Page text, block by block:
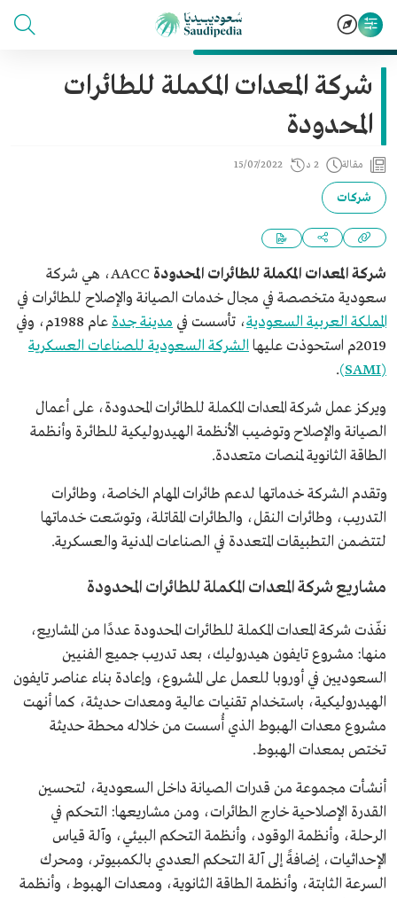
شركة المعدات المكملة للطائرات
المحدودة
مقالة 2 د 15/07/2022
شركات
شركة المعدات المكملة للطائرات المحدودة
AACC، هي شركة
سعودية متخصصة في مجال خدمات الصيانة والإصلاح للطائرات في
المملكة العربية السعودية، تأسست في مدينة جدة
عام 1988م، وفي
2019م استحوذت عليها
الشركة السعودية للصناعات العسكرية
(SAMI)
.
ويركز عمل شركة المعدات المكملة للطائرات المحدودة، على أعمال
الصيانة والإصلاح وتوضيب الأنظمة الهيدروليكية للطائرة وأنظمة
الطاقة الثانوية لمنصات متعددة.
وتقدم الشركة خدماتها لدعم طائرات المهام الخاصة، وطائرات
التدريب، وطائرات النقل، والطائرات المقاتلة، وتوسّعت خدماتها
لتتضمن التطبيقات المتعددة في الصناعات المدنية والعسكرية.
مشاريع شركة المعدات المكملة للطائرات المحدودة
نفّذت شركة المعدات المكملة للطائرات المحدودة عددًا من المشاريع،
منها: مشروع تايفون هيدروليك، بعد تدريب جميع الفنيين
السعوديين في أوروبا للعمل على المشروع، وإعادة بناء عناصر تايفون
الهيدروليكية، باستخدام تقنيات عالية ومعدات حديثة، كما أنهت
مشروع معدات الهبوط الذي أُسست من خلاله محطة حديثة
تختص بمعدات الهبوط.
أنشأت مجموعة من قدرات الصيانة داخل السعودية، لتحسين
القدرة الإصلاحية خارج الطائرات، ومن مشاريعها: التحكم في
الرحلة، وأنظمة الوقود، وأنظمة التحكم البيئي، وآلة قياس
الإحداثيات، إضافةً إلى آلة التحكم العددي بالكمبيوتر، ومحرك
السرعة الثابتة، وأنظمة الطاقة الثانوية، ومعدات الهبوط، وأنظمة